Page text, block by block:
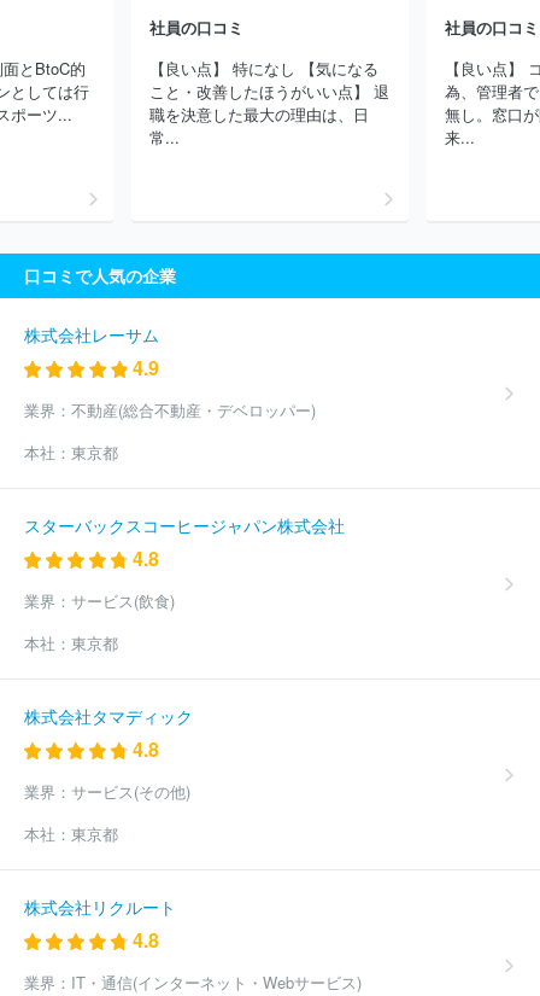
Ｂ－ＢＣＤトラベル
株式会社東急ホテルズ
Ｔ－ＬＩＦＥホール
京
アパホテル株式会社 株式会社ＪＡＬナビア
ルートインジャ
パン株式会社
株式会社エフ・イー・ティーシステム
株式会社伊
株式会社読売旅行 日本ビューホテル株式会社
株
社アドベンチャー
株式会社ホテル、ニューグランド
Ｌ．
トラベル・スタンダード・ジャパン株式会社
株式会社トヨ
タアメニティ
株式会社ホテルはまのゆ
式会社吉池旅館
ほか(2083件)
とBtoC的
としては行
ポーツ...
社員の口コミ
【良い点】 特になし 【気になる
こと・改善したほうがいい点】 退
職を決意した最大の理由は、日
常...
社員の口コミ
【良い点】
為、管理者
無し。窓口
来...
口コミで人気の企業
株式会社レーサム
4.9
業界： 不動産(総合不動産・デベロッパー)
本社： 東京都
スターバックスコーヒージャパン株式会社
4.8
業界： サービス(飲食)
本社： 東京都
株式会社タマディック
4.8
業界： サービス(その他)
本社： 東京都
株式会社リクルート
4.8
業界： IT・通信(インターネット・Webサービス)